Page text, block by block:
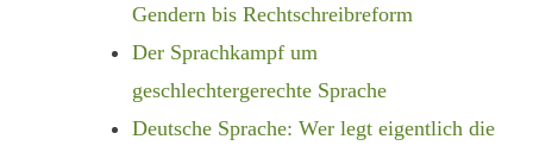
Gendern bis Rechtschreibreform
Der Sprachkampf um
geschlechtergerechte Sprache
Deutsche Sprache: Wer legt eigentlich die